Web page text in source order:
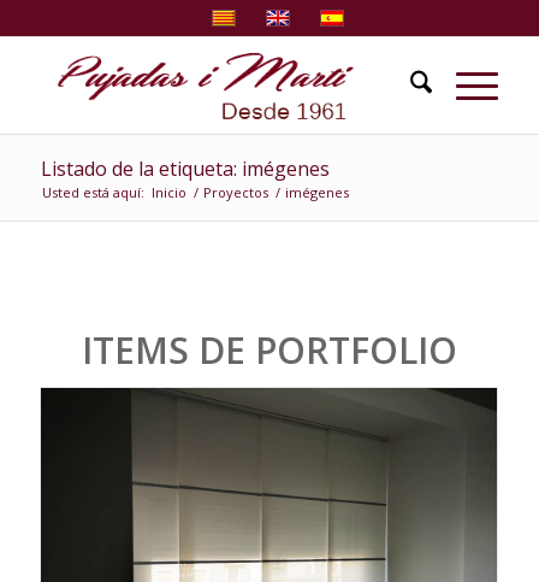
Listado de la etiqueta: imégenes
Usted está aquí: Inicio / Proyectos / imégenes
ITEMS DE PORTFOLIO